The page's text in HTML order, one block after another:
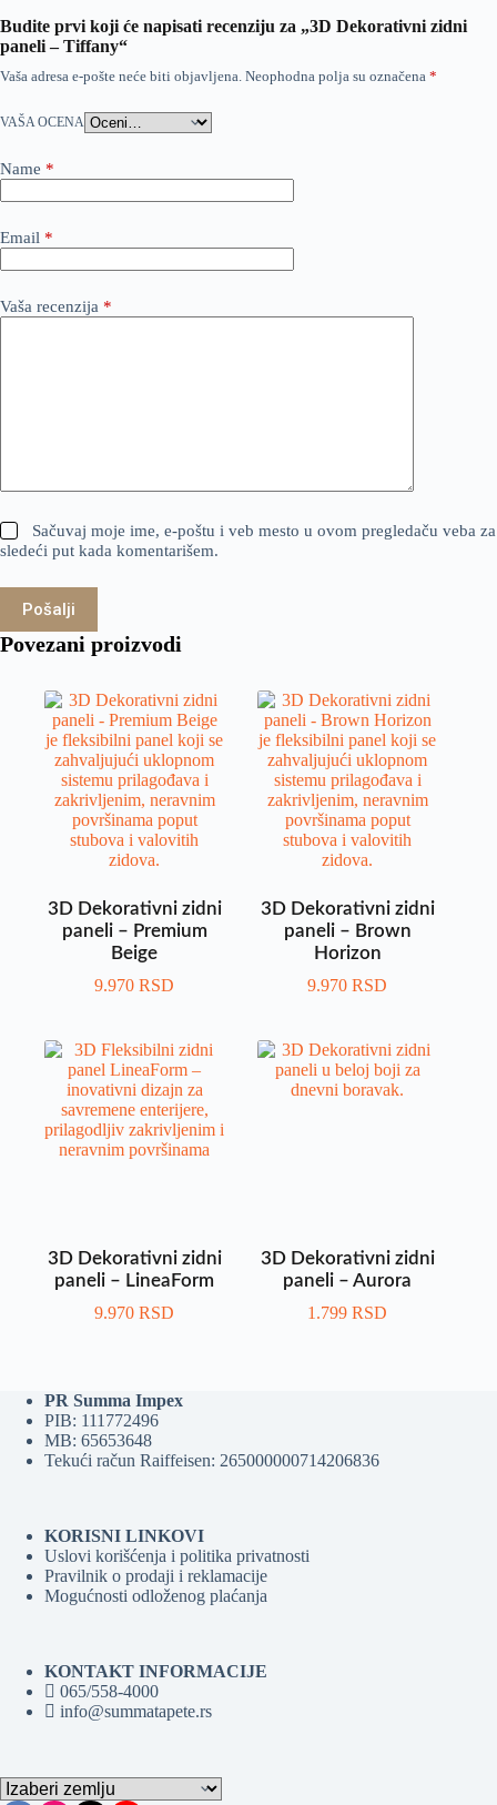
Budite prvi koji će napisati recenziju za „3D Dekorativni zidni
paneli – Tiffany“
Vaša adresa e-pošte neće biti objavljena. Neophodna polja su označena *
VAŠA OCENA
Name *
Email *
Vaša recenzija *
Sačuvaj moje ime, e-poštu i veb mesto u ovom pregledaču veba za
sledeći put kada komentarišem.
Pošalji
Povezani proizvodi
3D Dekorativni zidni
paneli – Premium
Beige
9.970RSD
3D Dekorativni zidni
paneli – Brown
Horizon
9.970RSD
3D Dekorativni zidni
paneli – LineaForm
9.970RSD
3D Dekorativni zidni
paneli – Aurora
1.799RSD
PR Summa Impex
PIB: 111772496
MB: 65653648
Tekući račun Raiffeisen: 265000000714206836
KORISNI LINKOVI
Uslovi korišćenja i politika privatnosti
Pravilnik o prodaji i reklamacije
Mogućnosti odloženog plaćanja
KONTAKT INFORMACIJE
065/558-4000
info@summatapete.rs